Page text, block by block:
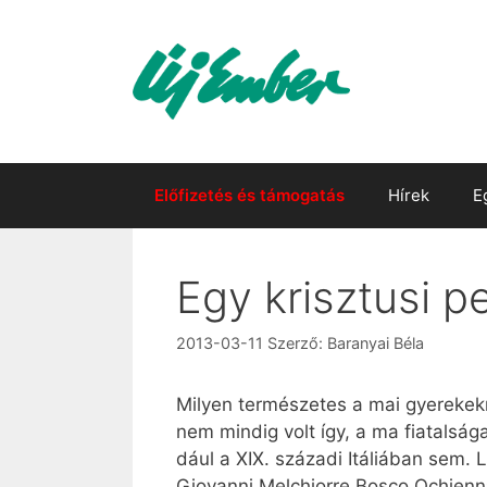
Előfizetés és támogatás Hírek
Egy krisztusi
2013-03-11 Szerző: Baranyai Béla
Mi­lyen ter­mé­sze­tes a mai
nem min­dig volt így, a ma
dá­ul a XIX. szá­za­di Itá­li­á­ban sem.